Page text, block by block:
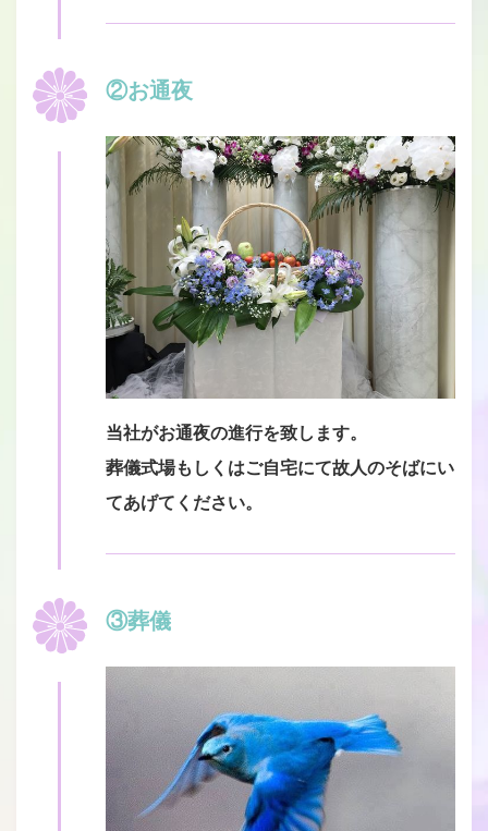
②お通夜
当社がお通夜の進行を致します。
葬儀式場もしくはご自宅にて故人のそばにい
てあげてください。
③葬儀